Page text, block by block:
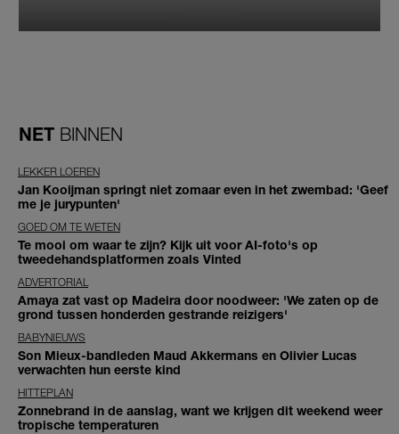
NET BINNEN
LEKKER LOEREN
Jan Kooijman springt niet zomaar even in het zwembad: 'Geef
me je jurypunten'
GOED OM TE WETEN
Te mooi om waar te zijn? Kijk uit voor AI-foto's op
tweedehandsplatformen zoals Vinted
ADVERTORIAL
Amaya zat vast op Madeira door noodweer: 'We zaten op de
grond tussen honderden gestrande reizigers'
BABYNIEUWS
Son Mieux-bandleden Maud Akkermans en Olivier Lucas
verwachten hun eerste kind
HITTEPLAN
Zonnebrand in de aanslag, want we krijgen dit weekend weer
tropische temperaturen